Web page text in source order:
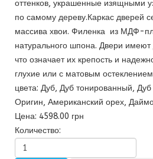
оттенков, украшенные изящными
по самому дереву.Каркас дверей
массива хвои. Филенка из МДФ-
натурального шпона. Двери
что означает их крепость и
глухие или с матовым
цвета: Дуб, Дуб тонированный,
Оригин, Американский орех,
Цена: 4598.00 грн
Количество: